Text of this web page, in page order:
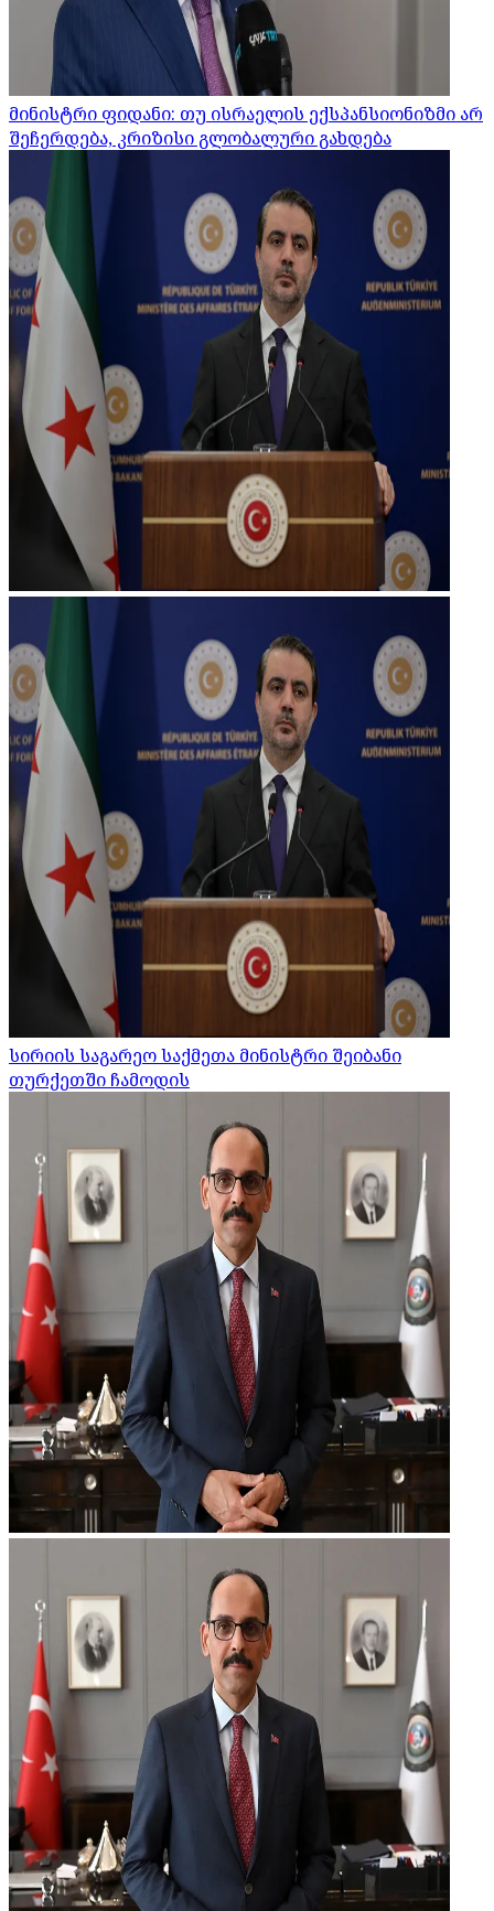
მინისტრი ფიდანი: თუ ისრაელის ექსპანსიონიზმი არ
შეჩერდება, კრიზისი გლობალური გახდება
სირიის საგარეო საქმეთა მინისტრი შეიბანი
თურქეთში ჩამოდის